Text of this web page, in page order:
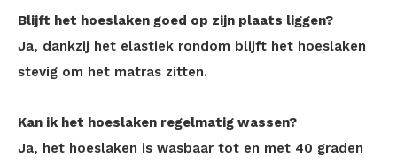
Blijft het hoeslaken goed op zijn plaats liggen?
Ja, dankzij het elastiek rondom blijft het hoeslaken
stevig om het matras zitten.
Kan ik het hoeslaken regelmatig wassen?
Ja, het hoeslaken is wasbaar tot en met 40 graden